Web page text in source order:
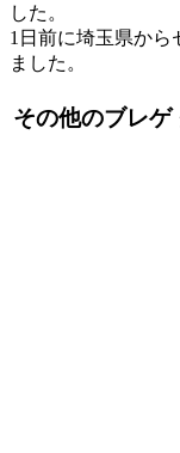
した。
1日前に埼玉県から
ました。
その他のブレゲ